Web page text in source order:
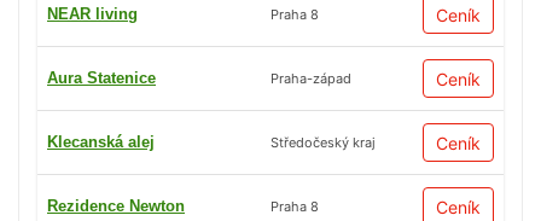
NEAR living Praha 8 Ceník
Aura Statenice Praha-západ Ceník
Klecanská alej Středočeský kraj Ceník
Rezidence Newton Praha 8 Ceník